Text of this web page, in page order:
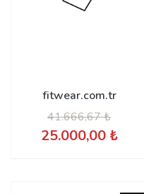
fitwear.com.tr
41.666,67 ₺
25.000,00 ₺